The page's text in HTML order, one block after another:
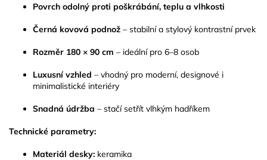
Povrch odolný proti poškrábání, teplu a vlhkosti
Černá kovová podnož – stabilní a stylový kontrastní prvek
Rozměr 180 × 90 cm – ideální pro 6–8 osob
Luxusní vzhled – vhodný pro moderní, designové i
minimalistické interiéry
Snadná údržba – stačí setřít vlhkým hadříkem
Technické parametry:
Materiál desky: keramika